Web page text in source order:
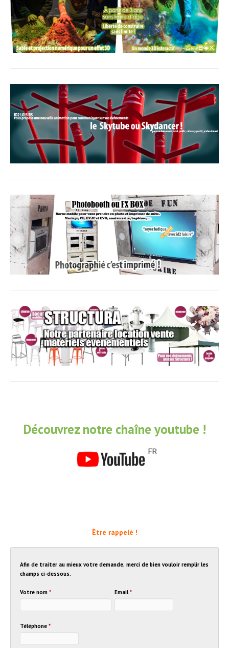
Découvrez notre chaîne youtube !
Être rappelé !
Afin de traiter au mieux votre demande, merci de bien vouloir remplir les
champs ci-dessous.
Votre nom * Email*
Téléphone *